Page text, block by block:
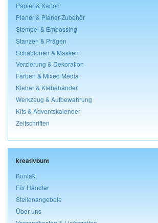
Papier & Karton
Planer & Planer-Zubehör
Stempel & Embossing
Stanzen & Prägen
Schablonen & Masken
Verzierung & Dekoration
Farben & Mixed Media
Kleber & Klebebänder
Werkzeug & Aufbewahrung
Kits & Adventskalender
Zeitschriften
kreativbunt
Kontakt
Für Händler
Stellenangebote
Über uns